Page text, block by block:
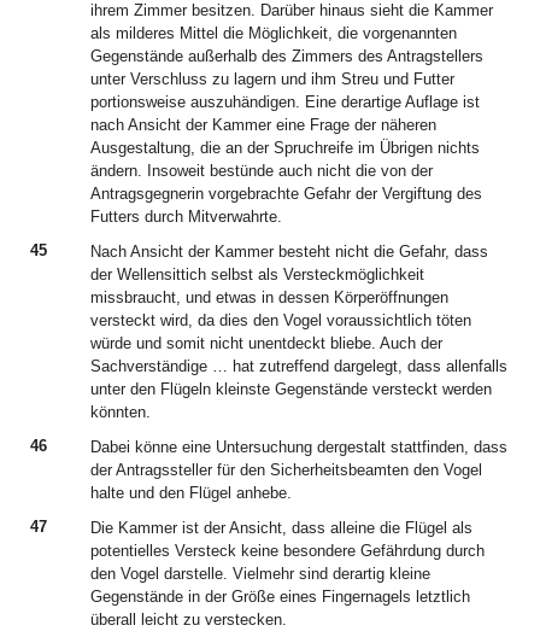
ihrem Zimmer besitzen. Darüber hinaus sieht die Kammer
als milderes Mittel die Möglichkeit, die vorgenannten
Gegenstände außerhalb des Zimmers des Antragstellers
unter Verschluss zu lagern und ihm Streu und Futter
portionsweise auszuhändigen. Eine derartige Auflage ist
nach Ansicht der Kammer eine Frage der näheren
Ausgestaltung, die an der Spruchreife im Übrigen nichts
ändern. Insoweit bestünde auch nicht die von der
Antragsgegnerin vorgebrachte Gefahr der Vergiftung des
Futters durch Mitverwahrte.
45
Nach Ansicht der Kammer besteht nicht die Gefahr, dass
der Wellensittich selbst als Versteckmöglichkeit
missbraucht, und etwas in dessen Körperöffnungen
versteckt wird, da dies den Vogel voraussichtlich töten
würde und somit nicht unentdeckt bliebe. Auch der
Sachverständige … hat zutreffend dargelegt, dass allenfalls
unter den Flügeln kleinste Gegenstände versteckt werden
könnten.
46
Dabei könne eine Untersuchung dergestalt stattfinden, dass
der Antragssteller für den Sicherheitsbeamten den Vogel
halte und den Flügel anhebe.
47
Die Kammer ist der Ansicht, dass alleine die Flügel als
potentielles Versteck keine besondere Gefährdung durch
den Vogel darstelle. Vielmehr sind derartig kleine
Gegenstände in der Größe eines Fingernagels letztlich
überall leicht zu verstecken.